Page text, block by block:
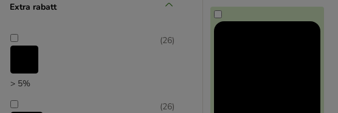
Reducerat pris
Extra rabatt
> 5%
(26)
(26)